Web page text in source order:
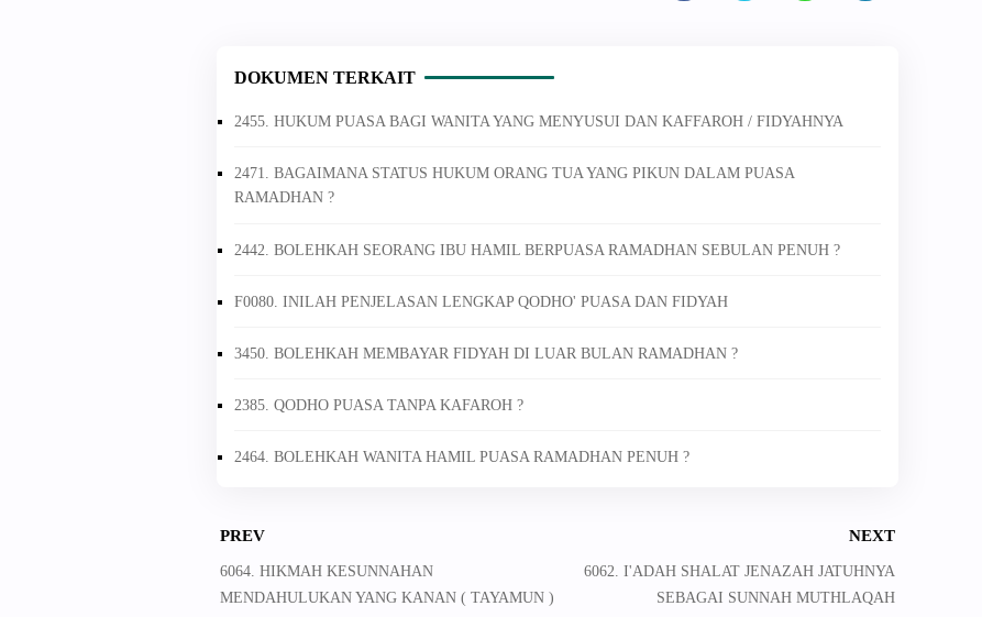
DOKUMEN TERKAIT
2455. HUKUM PUASA BAGI WANITA YANG MENYUSUI DAN KAFFAROH / FIDYAHNYA
2471. BAGAIMANA STATUS HUKUM ORANG TUA YANG PIKUN DALAM PUASA
RAMADHAN ?
2442. BOLEHKAH SEORANG IBU HAMIL BERPUASA RAMADHAN SEBULAN PENUH ?
F0080. INILAH PENJELASAN LENGKAP QODHO' PUASA DAN FIDYAH
3450. BOLEHKAH MEMBAYAR FIDYAH DI LUAR BULAN RAMADHAN ?
2385. QODHO PUASA TANPA KAFAROH ?
2464. BOLEHKAH WANITA HAMIL PUASA RAMADHAN PENUH ?
PREV
6064. HIKMAH KESUNNAHAN
MENDAHULUKAN YANG KANAN ( TAYAMUN )
NEXT
6062. I'ADAH SHALAT JENAZAH JATUHNYA
SEBAGAI SUNNAH MUTHLAQAH